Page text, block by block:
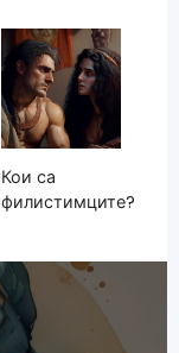
Кои са
филистимците?